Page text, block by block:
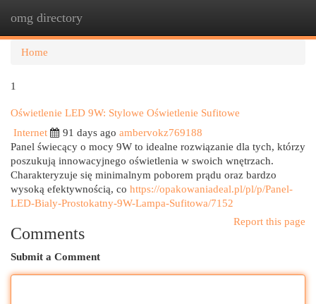
omg directory
Home
1
Oświetlenie LED 9W: Stylowe Oświetlenie Sufitowe
Internet
91 days ago ambervokz769188
Panel świecący o mocy 9W to idealne rozwiązanie dla tych, którzy
poszukują innowacyjnego oświetlenia w swoich wnętrzach.
Charakteryzuje się minimalnym poborem prądu oraz bardzo
wysoką efektywnością, co https://opakowaniadeal.pl/pl/p/Panel-
LED-Bialy-Prostokatny-9W-Lampa-Sufitowa/7152
Report this page
Comments
Submit a Comment